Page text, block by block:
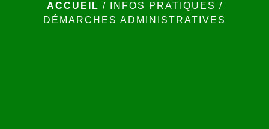
ACCUEIL / INFOS PRATIQUES /
DÉMARCHES ADMINISTRATIVES